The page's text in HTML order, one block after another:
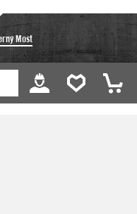
Most